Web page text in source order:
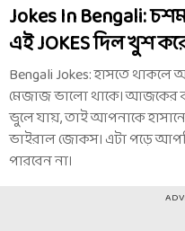
Jokes In Bengali:
এই JOKES দিল খুশ
Bengali Jokes: হাসতে
মেজাজ ভালো থাকে। আজকের
ভুলে যায়, তাই আপনাকে
ভাইরাল জোকস। এটা পড়ে
পারবেন না।